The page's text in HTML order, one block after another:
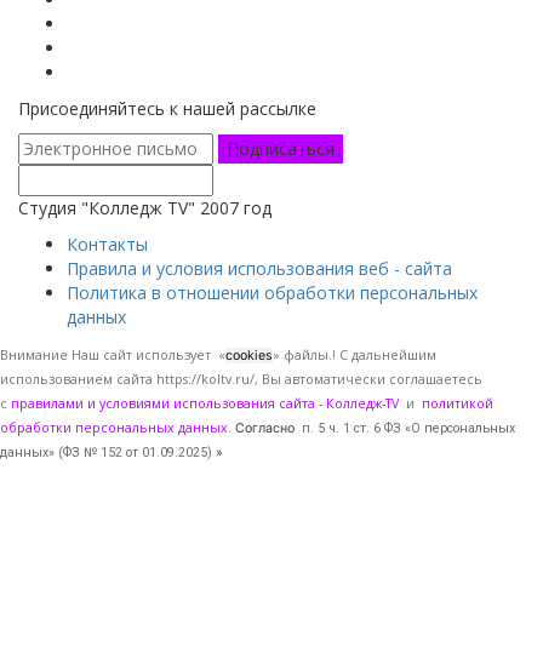
Присоединяйтесь к нашей рассылке
Подписаться
Студия "Колледж TV" 2007 год
Контакты
Правила и условия использования веб - сайта
Политика в отношении обработки персональных
данных
Внимание Наш сайт использует «cookies» файлы.! С дальнейшим
использованием сайта https://koltv.ru/, Вы автоматически соглашаетесь
с правилами и условиями использования сайта - Колледж-TV и политикой
обработки персональных данных. Согласно п. 5 ч. 1 ст. 6 ФЗ «О персональных
данных» (ФЗ № 152 от 01.09.2025) »